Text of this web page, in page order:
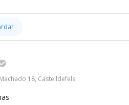
18, Castelldefels